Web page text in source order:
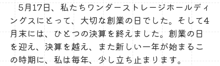
5月17日、私たちワンダーストレージホールディ
ングスにとって、大切な創業の日でした。そして4
月末には、ひとつの決算を終えました。創業の日
を迎え、決算を越え、また新しい一年が始まるこ
の時期に、私は毎年、少し立ち止まります。